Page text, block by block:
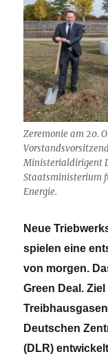
Zeremonie am 20.
Ministerialdirigent
Staatsministerium
Energie.
Neue
spielen eine
von morgen.
Green Deal.
Deutschen
(DLR)